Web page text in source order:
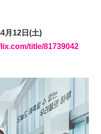
月12日(土)
title/81739042